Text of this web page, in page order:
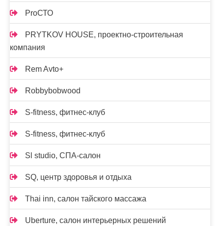
ProСТО
PRYTKOV HOUSE, проектно-строительная
компания
Rem Avto+
Robbybobwood
S-fitness, фитнес-клуб
S-fitness, фитнес-клуб
Sl studio, СПА-салон
SQ, центр здоровья и отдыха
Thai inn, салон тайского массажа
Uberture, салон интерьерных решений